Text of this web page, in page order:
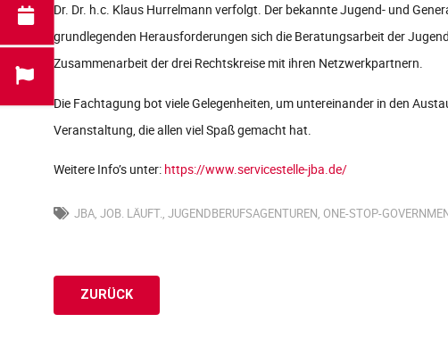
Dr. Dr. h.c. Klaus Hurrelmann verfolgt. Der bekannte Jugend- und
grundlegenden Herausforderungen sich die Beratungsarbeit der
Zusammenarbeit der drei Rechtskreise mit ihren Netzwerkpartnern.
Die Fachtagung bot viele Gelegenheiten, um untereinander in den
Veranstaltung, die allen viel Spaß gemacht hat.
Weitere Info’s unter: https://www.servicestelle-jba.de/
JBA, JOB. LÄUFT., JUGENDBERUFSAGENTUREN, ONE-STOP-
ZURÜCK